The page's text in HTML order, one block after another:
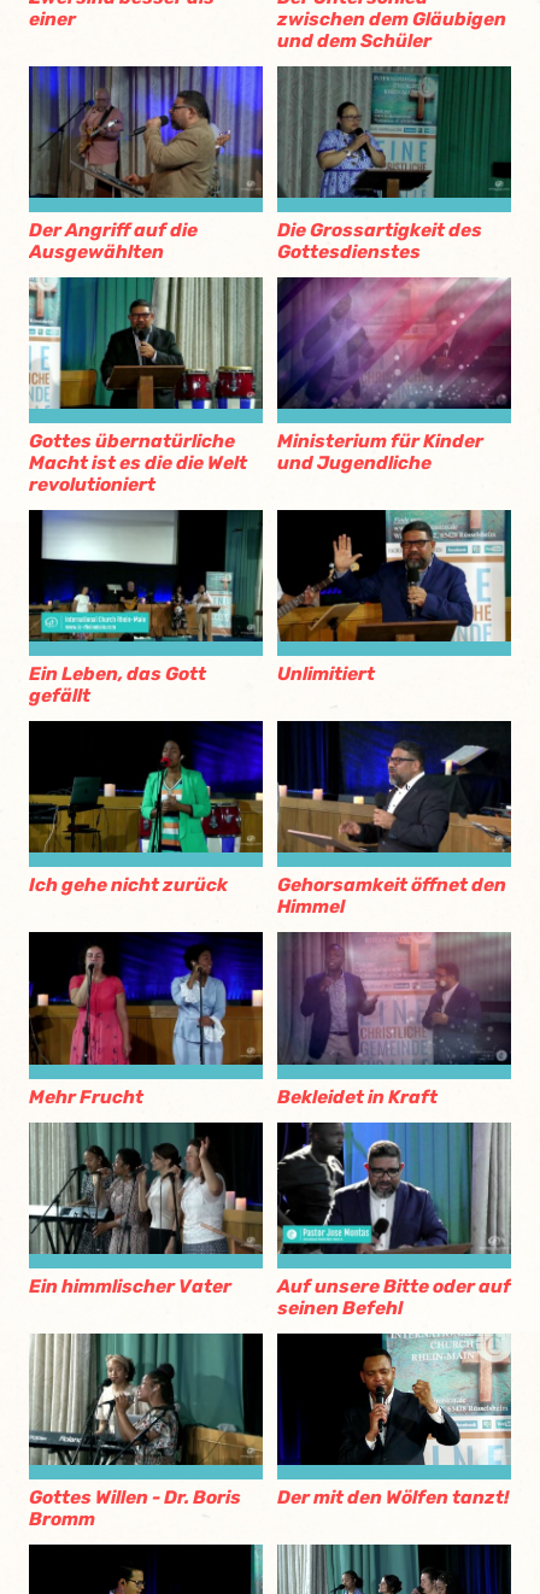
einer
zwischen dem Gläubigen
und dem Schüler
Der Angriff auf die
Ausgewählten
Die Grossartigkeit des
Gottesdienstes
Gottes übernatürliche
Macht ist es die die Welt
revolutioniert
Ministerium für Kinder
und Jugendliche
Ein Leben, das Gott
gefällt
Unlimitiert
Ich gehe nicht zurück
Gehorsamkeit öffnet den
Himmel
Mehr Frucht Bekleidet in Kraft
Ein himmlischer Vater
Auf unsere Bitte oder auf
seinen Befehl
Gottes Willen - Dr. Boris
Bromm
Der mit den Wölfen tanzt!